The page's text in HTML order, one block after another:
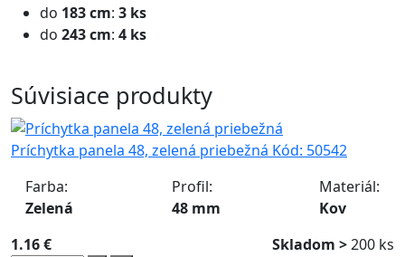
do 183 cm: 3 ks
do 243 cm: 4 ks
Súvisiace produkty
Príchytka panela 48, zelená priebežná Kód: 50542
Farba:
Zelená
Profil:
48 mm
Materiál:
Kov
1.16 €
Skladom >200 ks